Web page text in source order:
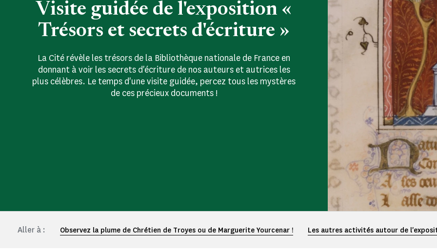
Visite guidée de l'exposition «
Trésors et secrets d'écriture »
La Cité révèle les trésors de la Bibliothèque nationale de France en
donnant à voir les secrets d'écriture de nos auteurs et autrices les
plus célèbres. Le temps d'une visite guidée, percez tous les mystères
de ces précieux documents !
Aller à : Observez la plume de Chrétien de Troyes ou de Marguerite Yourcenar ! Les autres activités autour de